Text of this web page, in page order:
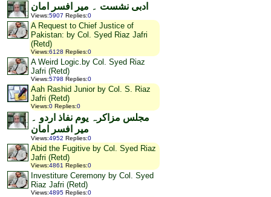
ادبی نشست ۔ میر افسر امان
Views:5907 Replies:0
A Request to Chief Justice of
Pakistan: by Col. Syed Riaz Jafri
(Retd)
Views:6128 Replies:0
A Weird Logic.by Col. Syed Riaz
Jafri (Retd)
Views:5798 Replies:0
Aah Rashid Junior by Col. S. Riaz
Jafri (Retd)
Views:0 Replies:0
مجلس مزاکرہ یوم نفاذ اردو ۔
میر افسر امان
Views:4952 Replies:0
Abid the Fugitive by Col. Syed Riaz
Jafri (Retd)
Views:4861 Replies:0
Investiture Ceremony by Col. Syed
Riaz Jafri (Retd)
Views:4895 Replies:0